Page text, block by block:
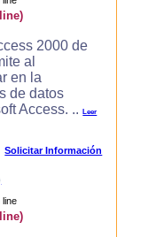
2000 de
al
en la
de datos
Access. ..Leer
Solicitar Información